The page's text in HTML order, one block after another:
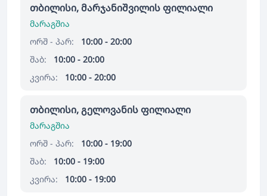
თბილისი, მარჯანიშვილის ფილიალი
მარაგშია
ორშ - პარ:
10:00 - 20:00
შაბ:
10:00 - 20:00
კვირა:
10:00 - 20:00
თბილისი, გელოვანის ფილიალი
მარაგშია
ორშ - პარ:
10:00 - 19:00
შაბ:
10:00 - 19:00
კვირა:
10:00 - 19:00